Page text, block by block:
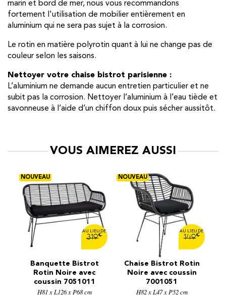
marin et bord de mer, nous vous recommandons
fortement l'utilisation de mobilier entièrement en
aluminium qui ne sera pas sujet à la corrosion.
Le rotin en matière polyrotin quant à lui ne change pas de
couleur selon les saisons.
Nettoyer votre chaise bistrot parisienne :
L’aluminium ne demande aucun entretien particulier et ne
subit pas la corrosion. Nettoyer l’aluminium à l’eau tiède et
savonneuse à l’aide d’un chiffon doux puis sécher aussitôt.
VOUS AIMEREZ AUSSI
319€
Banquette Bistrot
Rotin Noire avec
coussin 7051011
H81 x L126 x P68 cm
149€
Chaise Bistrot Rotin
Noire avec coussin
7001051
H82 x L47 x P52 cm